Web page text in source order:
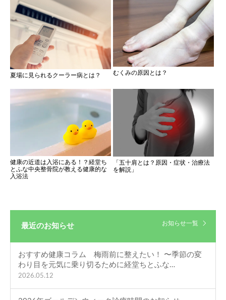
夏場に見られるクーラー病とは？ むくみの原因とは？
健康の近道は入浴にある！？経堂ち
とふな中央整骨院が教える健康的な
入浴法
「五十肩とは？原因・症状・治療法
を解説」
最近のお知らせ お知らせ一覧
おすすめ健康コラム 梅雨前に整えたい！ 〜季節の変
わり目を元気に乗り切るために経堂ちとふな…
2026.05.12